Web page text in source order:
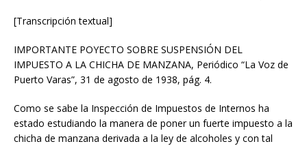
[Transcripción textual]
IMPORTANTE POYECTO SOBRE SUSPENSIÓN DEL
IMPUESTO A LA CHICHA DE MANZANA, Periódico “La Voz de
Puerto Varas”, 31 de agosto de 1938, pág. 4.
Como se sabe la Inspección de Impuestos de Internos ha
estado estudiando la manera de poner un fuerte impuesto a la
chicha de manzana derivada a la ley de alcoholes y con tal